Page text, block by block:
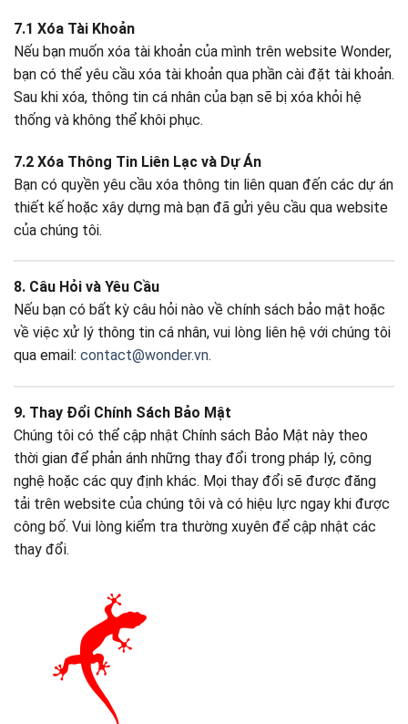
7.1 Xóa Tài Khoản
Nếu bạn muốn xóa tài khoản của mình trên website Wonder,
bạn có thể yêu cầu xóa tài khoản qua phần cài đặt tài khoản.
Sau khi xóa, thông tin cá nhân của bạn sẽ bị xóa khỏi hệ
thống và không thể khôi phục.
7.2 Xóa Thông Tin Liên Lạc và Dự Án
Bạn có quyền yêu cầu xóa thông tin liên quan đến các dự án
thiết kế hoặc xây dựng mà bạn đã gửi yêu cầu qua website
của chúng tôi.
8. Câu Hỏi và Yêu Cầu
Nếu bạn có bất kỳ câu hỏi nào về chính sách bảo mật hoặc
về việc xử lý thông tin cá nhân, vui lòng liên hệ với chúng tôi
qua email: contact@wonder.vn.
9. Thay Đổi Chính Sách Bảo Mật
Chúng tôi có thể cập nhật Chính sách Bảo Mật này theo
thời gian để phản ánh những thay đổi trong pháp lý, công
nghệ hoặc các quy định khác. Mọi thay đổi sẽ được đăng
tải trên website của chúng tôi và có hiệu lực ngay khi được
công bố. Vui lòng kiểm tra thường xuyên để cập nhật các
thay đổi.